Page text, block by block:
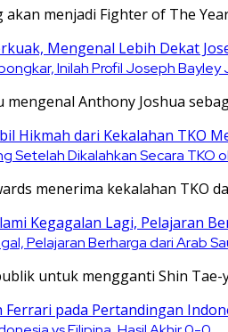
akan menjadi Fighter of The
Inilah Profil Joseph
mengenal Anthony Joshua
Setelah Dikalahkan Secara TKO
menerima kekalahan TKO
Pelajaran Berharga dari Arab
untuk mengganti Shin